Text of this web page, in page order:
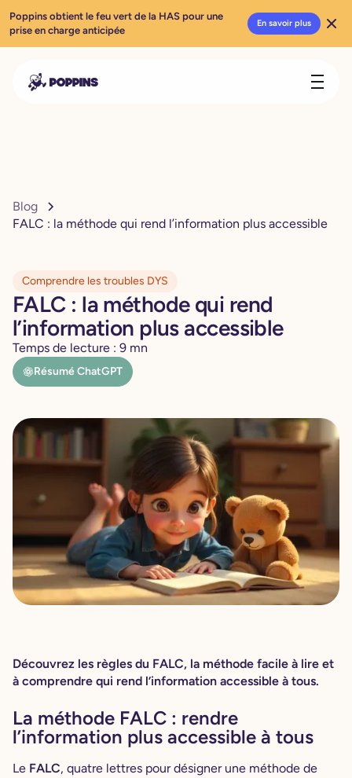
Blog
FALC : la méthode qui rend l’information plus accessible
Comprendre les troubles DYS
FALC : la méthode qui rend
l’information plus accessible
Temps de lecture : 9 mn
Résumé ChatGPT
Découvrez les règles du FALC, la méthode facile à lire et
à comprendre qui rend l’information accessible à tous.
La méthode FALC : rendre
l’information plus accessible à tous
Le FALC, quatre lettres pour désigner une méthode de
Poppins obtient le feu vert de la HAS pour une
prise en charge anticipée
En savoir plus